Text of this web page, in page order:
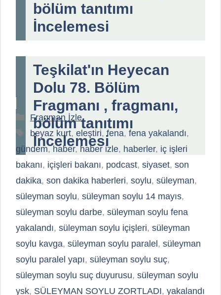
bölüm tanıtımı
İncelemesi
Teşkilat'ın Heyecan
Dolu 78. Bölüm
Fragmanı , fragmanı,
bölüm tanıtımı
İncelemesi
Kategoriler
Fragman İzle
Etiketler
beyaz kurt, eleştiri,fena, fena yakalandı,
gündem, haber, haber izle, haberler, iç işleri
bakanı, içişleri bakanı, podcast, siyaset, son
dakika, son dakika haberleri, soylu, süleyman,
süleyman soylu, süleyman soylu 14 mayıs,
süleyman soylu darbe, süleyman soylu fena
yakalandı, süleyman soylu içişleri, süleyman
soylu kavga, süleyman soylu paralel , süleyman
soylu paralel yapı, süleyman soylu suç,
süleyman soylu suç duyurusu, süleyman soylu
ysk, SÜLEYMAN SOYLU ZORTLADI, yakalandı